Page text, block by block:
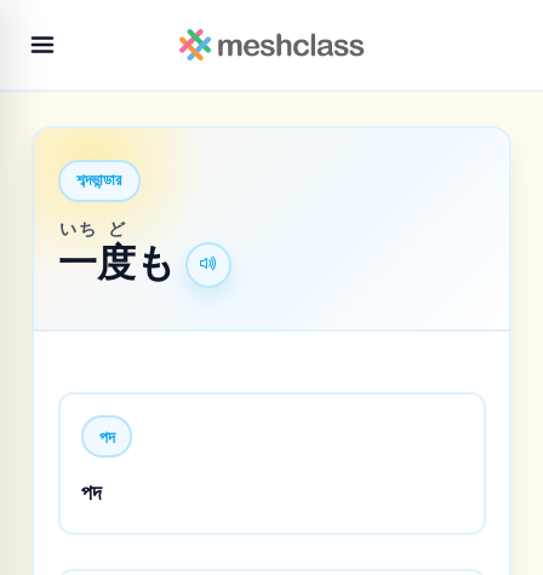
শব্দভান্ডার
一
いち
度
ど
も
পদ
পদ